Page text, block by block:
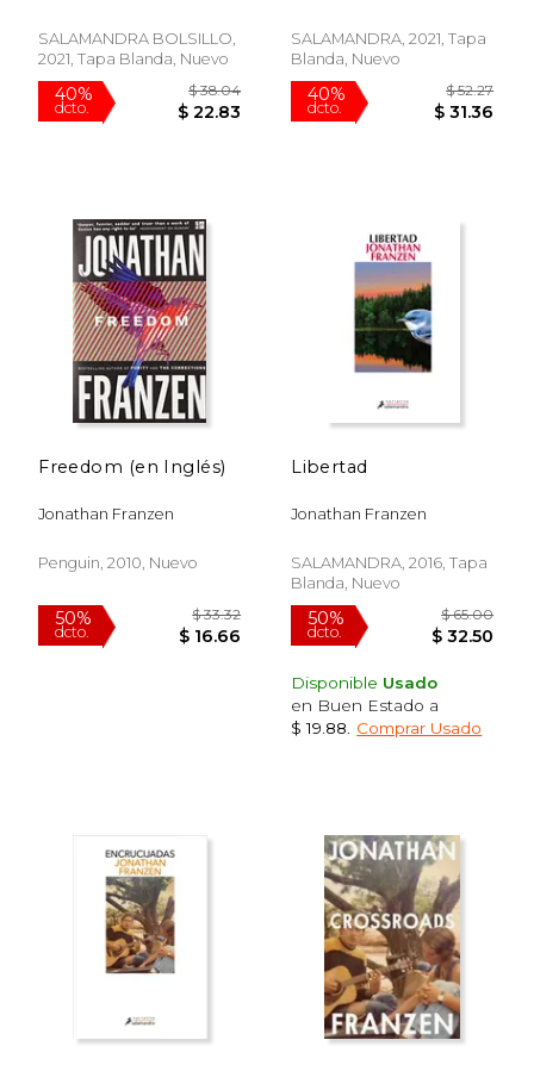
dcto. $ 18.69 dcto. $
15%
dcto. $ 13.60
Rápido
50%
dcto. $
SALAMANDRA BOLSILLO,
2021, Tapa Blanda, Nuevo
SALAMANDRA, 2021, Tapa
Blanda, Nuevo
Freedom (en Inglés)
Jonathan Franzen
Penguin, 2010, Nuevo
Libertad
Jonathan Franzen
SALAMANDRA, 2016, Tapa
Blanda, Nuevo
Disponible Usado
en Buen Estado a
$ 19.88
Comprar Usado